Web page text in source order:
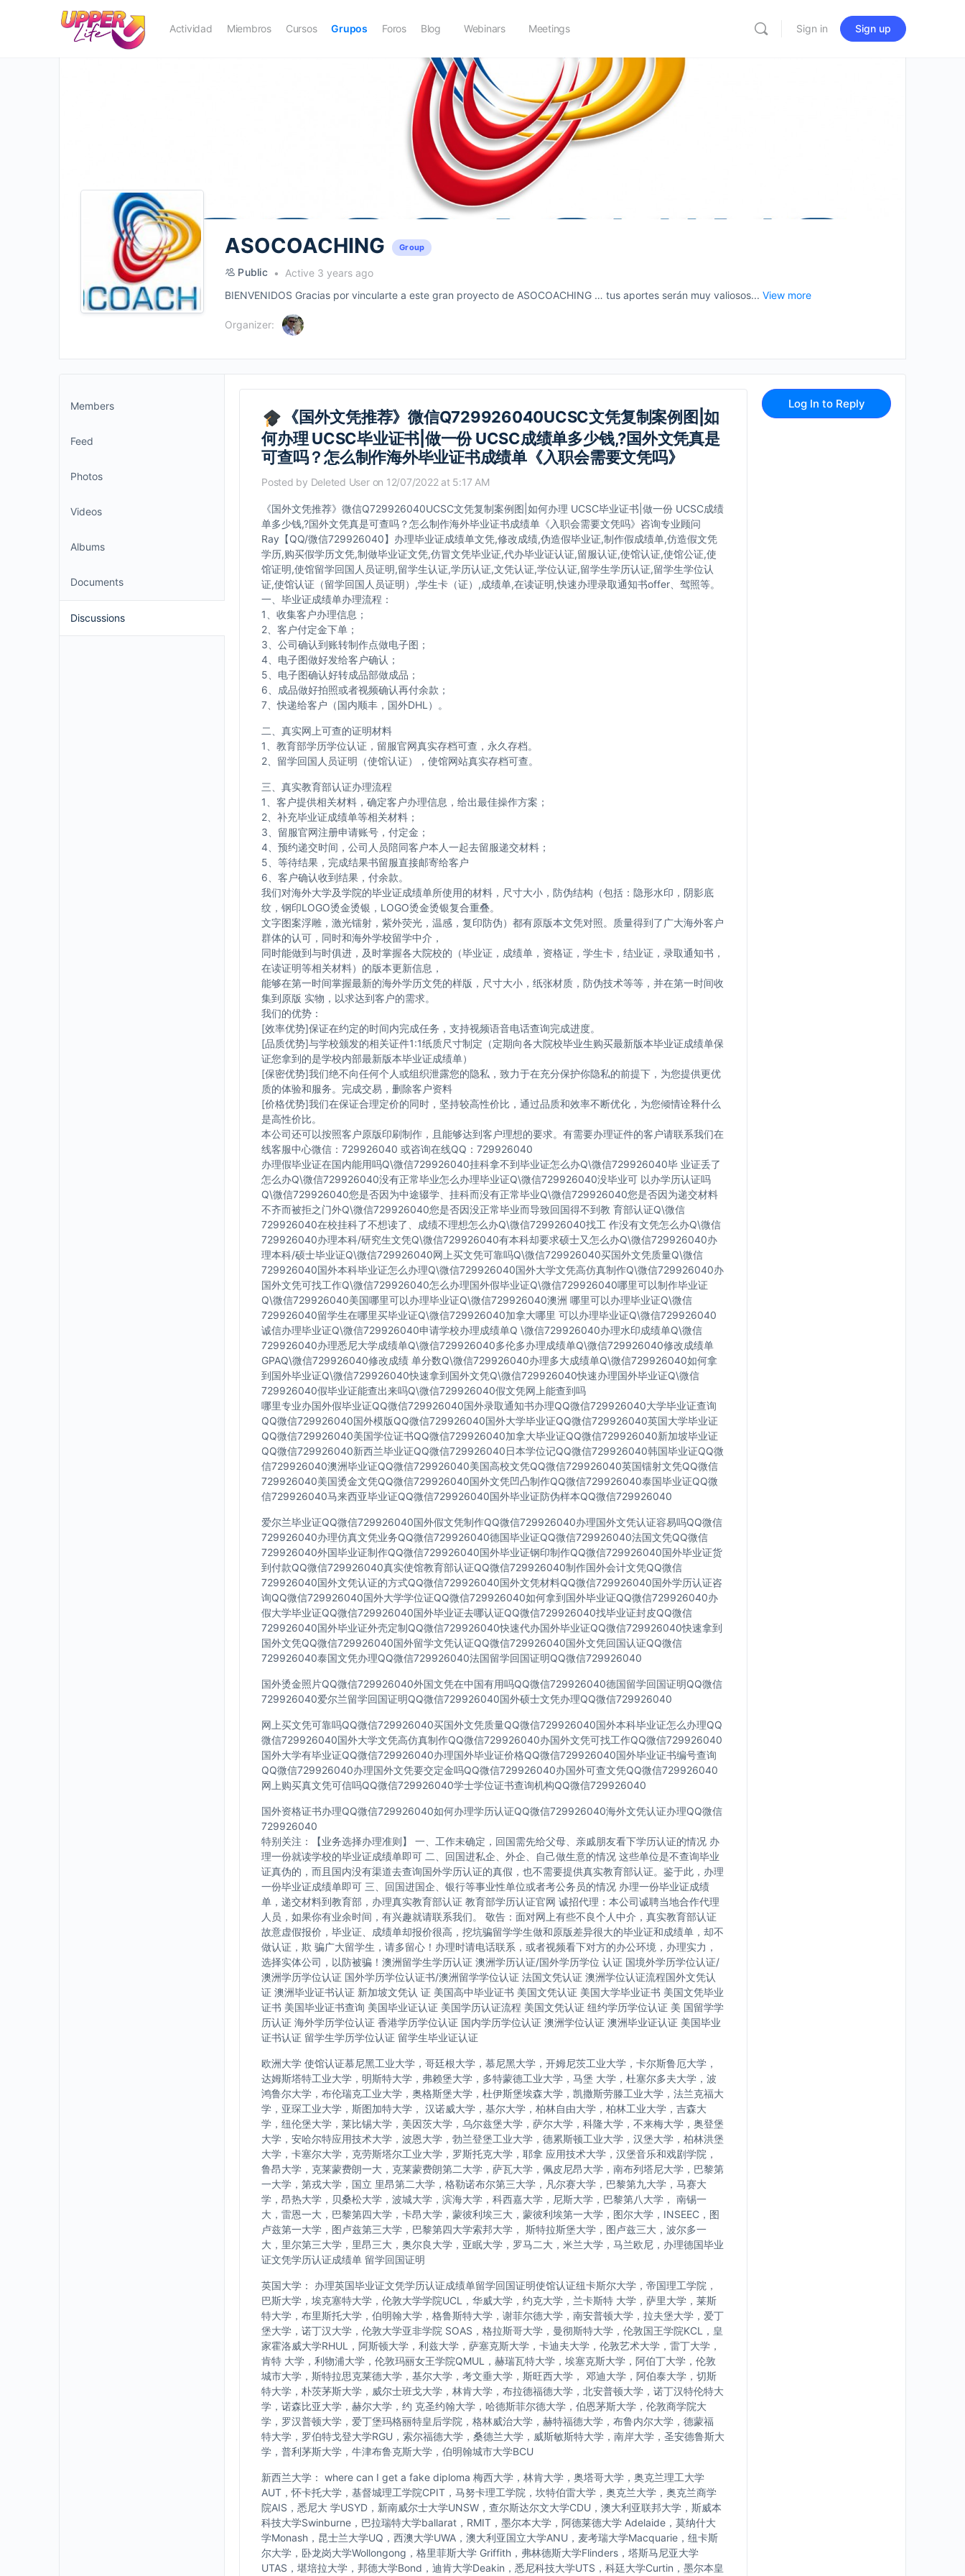
Actividad Miembros Cursos Grupos Foros Blog Webinars Meetings Sign in Sign up
ASOCOACHING Group
Public
Active 3 years ago
BIENVENIDOS Gracias por vincularte a este gran proyecto de ASOCOACHING … tus aportes serán muy valiosos... View more
Organizer:
Members
Feed
Photos
Videos
Albums
Documents
Discussions
《国外文凭推荐》微信Q729926040UCSC文凭复制案例图|如
何办理 UCSC毕业证书|做一份 UCSC成绩单多少钱,?国外文凭真是
可查吗？怎么制作海外毕业证书成绩单《入职会需要文凭吗》
Posted by Deleted User on 12/07/2022 at 5:17 AM
《国外文凭推荐》微信Q729926040UCSC文凭复制案例图|如何办理 UCSC毕业证书|做一份 UCSC成绩
单多少钱,?国外文凭真是可查吗？怎么制作海外毕业证书成绩单《入职会需要文凭吗》咨询专业顾问
Ray【QQ/微信729926040】办理毕业证成绩单文凭,修改成绩,伪造假毕业证,制作假成绩单,仿造假文凭
学历,购买假学历文凭,制做毕业证文凭,仿冒文凭毕业证,代办毕业证认证,留服认证,使馆认证,使馆公证,使
馆证明,使馆留学回国人员证明,留学生认证,学历认证,文凭认证,学位认证,留学生学历认证,留学生学位认
证,使馆认证（留学回国人员证明）,学生卡（证）,成绩单,在读证明,快速办理录取通知书offer、驾照等。
一、毕业证成绩单办理流程：
1、收集客户办理信息；
2、客户付定金下单；
3、公司确认到账转制作点做电子图；
4、电子图做好发给客户确认；
5、电子图确认好转成品部做成品；
6、成品做好拍照或者视频确认再付余款；
7、快递给客户（国内顺丰，国外DHL）。
二、真实网上可查的证明材料
1、教育部学历学位认证，留服官网真实存档可查，永久存档。
2、留学回国人员证明（使馆认证），使馆网站真实存档可查。
三、真实教育部认证办理流程
1、客户提供相关材料，确定客户办理信息，给出最佳操作方案；
2、补充毕业证成绩单等相关材料；
3、留服官网注册申请账号，付定金；
4、预约递交时间，公司人员陪同客户本人一起去留服递交材料；
5、等待结果，完成结果书留服直接邮寄给客户
6、客户确认收到结果，付余款。
我们对海外大学及学院的毕业证成绩单所使用的材料，尺寸大小，防伪结构（包括：隐形水印，阴影底
纹，钢印LOGO烫金烫银，LOGO烫金烫银复合重叠。
文字图案浮雕，激光镭射，紫外荧光，温感，复印防伪）都有原版本文凭对照。质量得到了广大海外客户
群体的认可，同时和海外学校留学中介，
同时能做到与时俱进，及时掌握各大院校的（毕业证，成绩单，资格证，学生卡，结业证，录取通知书，
在读证明等相关材料）的版本更新信息，
能够在第一时间掌握最新的海外学历文凭的样版，尺寸大小，纸张材质，防伪技术等等，并在第一时间收
集到原版 实物，以求达到客户的需求。
我们的优势：
[效率优势]保证在约定的时间内完成任务，支持视频语音电话查询完成进度。
[品质优势]与学校颁发的相关证件1:1纸质尺寸制定（定期向各大院校毕业生购买最新版本毕业证成绩单保
证您拿到的是学校内部最新版本毕业证成绩单）
[保密优势]我们绝不向任何个人或组织泄露您的隐私，致力于在充分保护你隐私的前提下，为您提供更优
质的体验和服务。完成交易，删除客户资料
[价格优势]我们在保证合理定价的同时，坚持较高性价比，通过品质和效率不断优化，为您倾情诠释什么
是高性价比。
本公司还可以按照客户原版印刷制作，且能够达到客户理想的要求。有需要办理证件的客户请联系我们在
线客服中心微信：729926040 或咨询在线QQ：729926040
办理假毕业证在国内能用吗Q\微信729926040挂科拿不到毕业证怎么办Q\微信729926040毕 业证丢了
怎么办Q\微信729926040没有正常毕业怎么办理毕业证Q\微信729926040没毕业可 以办学历认证吗
Q\微信729926040您是否因为中途辍学、挂科而没有正常毕业Q\微信729926040您是否因为递交材料
不齐而被拒之门外Q\微信729926040您是否因没正常毕业而导致回国得不到教 育部认证Q\微信
729926040在校挂科了不想读了、成绩不理想怎么办Q\微信729926040找工 作没有文凭怎么办Q\微信
729926040办理本科/研究生文凭Q\微信729926040有本科却要求硕士又怎么办Q\微信729926040办
理本科/硕士毕业证Q\微信729926040网上买文凭可靠吗Q\微信729926040买国外文凭质量Q\微信
729926040国外本科毕业证怎么办理Q\微信729926040国外大学文凭高仿真制作Q\微信729926040办
国外文凭可找工作Q\微信729926040怎么办理国外假毕业证Q\微信729926040哪里可以制作毕业证
Q\微信729926040美国哪里可以办理毕业证Q\微信729926040澳洲 哪里可以办理毕业证Q\微信
729926040留学生在哪里买毕业证Q\微信729926040加拿大哪里 可以办理毕业证Q\微信729926040
诚信办理毕业证Q\微信729926040申请学校办理成绩单Q \微信729926040办理水印成绩单Q\微信
729926040办理悉尼大学成绩单Q\微信729926040多伦多办理成绩单Q\微信729926040修改成绩单
GPAQ\微信729926040修改成绩 单分数Q\微信729926040办理多大成绩单Q\微信729926040如何拿
到国外毕业证Q\微信729926040快速拿到国外文凭Q\微信729926040快速办理国外毕业证Q\微信
729926040假毕业证能查出来吗Q\微信729926040假文凭网上能查到吗
哪里专业办国外假毕业证QQ微信729926040国外录取通知书办理QQ微信729926040大学毕业证查询
QQ微信729926040国外模版QQ微信729926040国外大学毕业证QQ微信729926040英国大学毕业证
QQ微信729926040美国学位证书QQ微信729926040加拿大毕业证QQ微信729926040新加坡毕业证
QQ微信729926040新西兰毕业证QQ微信729926040日本学位记QQ微信729926040韩国毕业证QQ微
信729926040澳洲毕业证QQ微信729926040美国高校文凭QQ微信729926040英国镭射文凭QQ微信
729926040美国烫金文凭QQ微信729926040国外文凭凹凸制作QQ微信729926040泰国毕业证QQ微
信729926040马来西亚毕业证QQ微信729926040国外毕业证防伪样本QQ微信729926040
爱尔兰毕业证QQ微信729926040国外假文凭制作QQ微信729926040办理国外文凭认证容易吗QQ微信
729926040办理仿真文凭业务QQ微信729926040德国毕业证QQ微信729926040法国文凭QQ微信
729926040外国毕业证制作QQ微信729926040国外毕业证钢印制作QQ微信729926040国外毕业证货
到付款QQ微信729926040真实使馆教育部认证QQ微信729926040制作国外会计文凭QQ微信
729926040国外文凭认证的方式QQ微信729926040国外文凭材料QQ微信729926040国外学历认证咨
询QQ微信729926040国外大学学位证QQ微信729926040如何拿到国外毕业证QQ微信729926040办
假大学毕业证QQ微信729926040国外毕业证去哪认证QQ微信729926040找毕业证封皮QQ微信
729926040国外毕业证外壳定制QQ微信729926040快速代办国外毕业证QQ微信729926040快速拿到
国外文凭QQ微信729926040国外留学文凭认证QQ微信729926040国外文凭回国认证QQ微信
729926040泰国文凭办理QQ微信729926040法国留学回国证明QQ微信729926040
国外烫金照片QQ微信729926040外国文凭在中国有用吗QQ微信729926040德国留学回国证明QQ微信
729926040爱尔兰留学回国证明QQ微信729926040国外硕士文凭办理QQ微信729926040
网上买文凭可靠吗QQ微信729926040买国外文凭质量QQ微信729926040国外本科毕业证怎么办理QQ
微信729926040国外大学文凭高仿真制作QQ微信729926040办国外文凭可找工作QQ微信729926040
国外大学有毕业证QQ微信729926040办理国外毕业证价格QQ微信729926040国外毕业证书编号查询
QQ微信729926040办理国外文凭要交定金吗QQ微信729926040办国外可查文凭QQ微信729926040
网上购买真文凭可信吗QQ微信729926040学士学位证书查询机构QQ微信729926040
国外资格证书办理QQ微信729926040如何办理学历认证QQ微信729926040海外文凭认证办理QQ微信
729926040
特别关注：【业务选择办理准则】 一、工作未确定，回国需先给父母、亲戚朋友看下学历认证的情况 办
理一份就读学校的毕业证成绩单即可 二、回国进私企、外企、自己做生意的情况 这些单位是不查询毕业
证真伪的，而且国内没有渠道去查询国外学历认证的真假，也不需要提供真实教育部认证。鉴于此，办理
一份毕业证成绩单即可 三、回国进国企、银行等事业性单位或者考公务员的情况 办理一份毕业证成绩
单，递交材料到教育部，办理真实教育部认证 教育部学历认证官网 诚招代理：本公司诚聘当地合作代理
人员，如果你有业余时间，有兴趣就请联系我们。 敬告：面对网上有些不良个人中介，真实教育部认证
故意虚假报价，毕业证、成绩单却报价很高，挖坑骗留学学生做和原版差异很大的毕业证和成绩单，却不
做认证，欺 骗广大留学生，请多留心！办理时请电话联系，或者视频看下对方的办公环境，办理实力，
选择实体公司，以防被骗！澳洲留学生学历认证 澳洲学历认证/国外学历学位 认证 国境外学历学位认证/
澳洲学历学位认证 国外学历学位认证书/澳洲留学学位认证 法国文凭认证 澳洲学位认证流程国外文凭认
证 澳洲毕业证书认证 新加坡文凭认 证 美国高中毕业证书 美国文凭认证 美国大学毕业证书 美国文凭毕业
证书 美国毕业证书查询 美国毕业证认证 美国学历认证流程 美国文凭认证 纽约学历学位认证 美 国留学学
历认证 海外学历学位认证 香港学历学位认证 国内学历学位认证 澳洲学位认证 澳洲毕业证认证 美国毕业
证书认证 留学生学历学位认证 留学生毕业证认证
欧洲大学 使馆认证慕尼黑工业大学，哥廷根大学，慕尼黑大学，开姆尼茨工业大学，卡尔斯鲁厄大学，
达姆斯塔特工业大学，明斯特大学，弗赖堡大学，多特蒙德工业大学，马堡 大学，杜塞尔多夫大学，波
鸿鲁尔大学，布伦瑞克工业大学，奥格斯堡大学，杜伊斯堡埃森大学，凯撒斯劳滕工业大学，法兰克福大
学，亚琛工业大学，斯图加特大学， 汉诺威大学，基尔大学，柏林自由大学，柏林工业大学，吉森大
学，纽伦堡大学，莱比锡大学，美因茨大学，乌尔兹堡大学，萨尔大学，科隆大学，不来梅大学，奥登堡
大学，安哈尔特应用技术大学，波恩大学，勃兰登堡工业大学，德累斯顿工业大学，汉堡大学，柏林洪堡
大学，卡塞尔大学，克劳斯塔尔工业大学，罗斯托克大学，耶拿 应用技术大学，汉堡音乐和戏剧学院，
鲁昂大学，克莱蒙费朗一大，克莱蒙费朗第二大学，萨瓦大学，佩皮尼昂大学，南布列塔尼大学，巴黎第
一大学，第戎大学，国立 里昂第二大学，格勒诺布尔第三大学，凡尔赛大学，巴黎第九大学，马赛大
学，昂热大学，贝桑松大学，波城大学，滨海大学，科西嘉大学，尼斯大学，巴黎第八大学， 南锡一
大，雷恩一大，巴黎第四大学，卡昂大学，蒙彼利埃三大，蒙彼利埃第一大学，图尔大学，INSEEC，图
卢兹第一大学，图卢兹第三大学，巴黎第四大学索邦大学， 斯特拉斯堡大学，图卢兹三大，波尔多一
大，里尔第三大学，里昂三大，奥尔良大学，亚眠大学，罗马二大，米兰大学，马兰欧尼，办理德国毕业
证文凭学历认证成绩单 留学回国证明
英国大学： 办理英国毕业证文凭学历认证成绩单留学回国证明使馆认证纽卡斯尔大学，帝国理工学院，
巴斯大学，埃克塞特大学，伦敦大学学院UCL，华威大学，约克大学，兰卡斯特 大学，萨里大学，莱斯
特大学，布里斯托大学，伯明翰大学，格鲁斯特大学，谢菲尔德大学，南安普顿大学，拉夫堡大学，爱丁
堡大学，诺丁汉大学，伦敦大学亚非学院 SOAS，格拉斯哥大学，曼彻斯特大学，伦敦国王学院KCL，皇
家霍洛威大学RHUL，阿斯顿大学，利兹大学，萨塞克斯大学，卡迪夫大学，伦敦艺术大学，雷丁大学，
肯特 大学，利物浦大学，伦敦玛丽女王学院QMUL，赫瑞瓦特大学，埃塞克斯大学，阿伯丁大学，伦敦
城市大学，斯特拉思克莱德大学，基尔大学，考文垂大学，斯旺西大学， 邓迪大学，阿伯泰大学，切斯
特大学，朴茨茅斯大学，威尔士班戈大学，林肯大学，布拉德福德大学，北安普顿大学，诺丁汉特伦特大
学，诺森比亚大学，赫尔大学，约 克圣约翰大学，哈德斯菲尔德大学，伯恩茅斯大学，伦敦商学院大
学，罗汉普顿大学，爱丁堡玛格丽特皇后学院，格林威治大学，赫特福德大学，布鲁内尔大学，德蒙福
特大学，罗伯特戈登大学RGU，索尔福德大学，桑德兰大学，威斯敏斯特大学，南岸大学，圣安德鲁斯大
学，普利茅斯大学，牛津布鲁克斯大学，伯明翰城市大学BCU
新西兰大学： where can I get a fake diploma 梅西大学，林肯大学，奥塔哥大学，奥克兰理工大学
AUT，怀卡托大学，基督城理工学院CPIT，马努卡理工学院，坎特伯雷大学，奥克兰大学，奥克兰商学
院AIS，悉尼大 学USYD，新南威尔士大学UNSW，查尔斯达尔文大学CDU，澳大利亚联邦大学，斯威本
科技大学Swinburne，巴拉瑞特大学ballarat，RMIT，墨尔本大学，阿德莱德大学 Adelaide，莫纳什大
学Monash，昆士兰大学UQ，西澳大学UWA，澳大利亚国立大学ANU，麦考瑞大学Macquarie，纽卡斯
尔大学，卧龙岗大学Wollongong，格里菲斯大学 Griffith，弗林德斯大学Flinders，塔斯马尼亚大学
UTAS，堪培拉大学，邦德大学Bond，迪肯大学Deakin，悉尼科技大学UTS，科廷大学Curtin，墨尔本皇
Log In to Reply